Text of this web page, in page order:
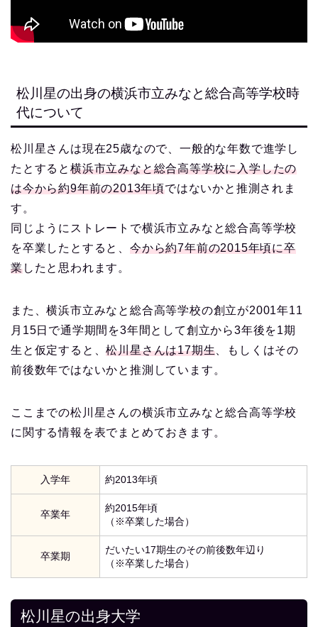
松川星の出身の横浜市立みなと総合高等学校時
代について
松川星さんは現在25歳なので、一般的な年数で進学し
たとすると 横浜市立みなと総合高等学校に入学したの
は今から約9年前の2013年頃ではないかと推測されま
す。
同じようにストレートで横浜市立みなと総合高等学校
を卒業したとすると、 今から約7年前の2015年頃に卒
業したと思われます。
また、横浜市立みなと総合高等学校の創立が2001年11
月15日で通学期間を3年間として創立から3年後を1期
生と仮定すると、松川星さんは17期生 、もしくはその
前後数年ではないかと推測しています。
ここまでの松川星さんの横浜市立みなと総合高等学校
に関する情報を表でまとめておきます。
入学年 約2013年頃
卒業年
約2015年頃
（※卒業した場合）
卒業期
だいたい17期生のその前後数年辺り
（※卒業した場合）
松川星の出身大学